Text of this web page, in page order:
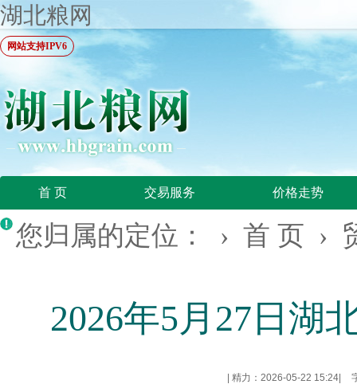
湖北粮网
网站支持IPV6
首 页 交易服务 价格走势
您归属的定位： › 首 页 ›
2026年5月27日湖
精力：2026-05-22 15:24